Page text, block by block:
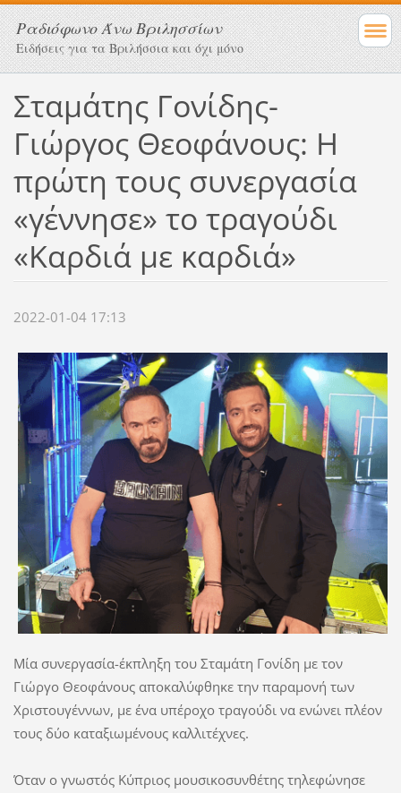
Ραδιόφωνο Άνω Βριλησσίων
Ειδήσεις για τα Βριλήσσια και όχι μόνο
Σταμάτης Γονίδης-
Γιώργος Θεοφάνους: Η
πρώτη τους συνεργασία
«γέννησε» το τραγούδι
«Καρδιά με καρδιά»
2022-01-04 17:13
Μία συνεργασία-έκπληξη του Σταμάτη Γονίδη με τον
Γιώργο Θεοφάνους αποκαλύφθηκε την παραμονή των
Χριστουγέννων, με ένα υπέροχο τραγούδι να ενώνει πλέον
τους δύο καταξιωμένους καλλιτέχνες.
Όταν ο γνωστός Κύπριος μουσικοσυνθέτης τηλεφώνησε